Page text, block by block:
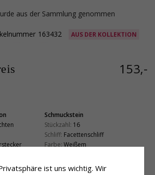
aus der Sammlung genommen
163432 AUS DER KOLLEKTION
153,-
Schmuckstein
Stückzahl: 16
Schliff: Facettenschliff
Farbe: Weißem
Größe
ist uns wichtig. Wir